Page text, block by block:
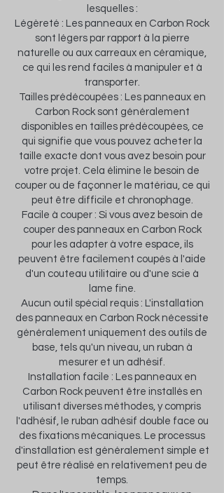
lesquelles :
Légèreté : Les panneaux en Carbon Rock
sont légers par rapport à la pierre
naturelle ou aux carreaux en céramique,
ce qui les rend faciles à manipuler et à
transporter.
Tailles prédécoupées : Les panneaux en
Carbon Rock sont généralement
disponibles en tailles prédécoupées, ce
qui signifie que vous pouvez acheter la
taille exacte dont vous avez besoin pour
votre projet. Cela élimine le besoin de
couper ou de façonner le matériau, ce qui
peut être difficile et chronophage.
Facile à couper : Si vous avez besoin de
couper des panneaux en Carbon Rock
pour les adapter à votre espace, ils
peuvent être facilement coupés à l'aide
d'un couteau utilitaire ou d'une scie à
lame fine.
Aucun outil spécial requis : L'installation
des panneaux en Carbon Rock nécessite
généralement uniquement des outils de
base, tels qu'un niveau, un ruban à
mesurer et un adhésif.
Installation facile : Les panneaux en
Carbon Rock peuvent être installés en
utilisant diverses méthodes, y compris
l'adhésif, le ruban adhésif double face ou
des fixations mécaniques. Le processus
d'installation est généralement simple et
peut être réalisé en relativement peu de
temps.